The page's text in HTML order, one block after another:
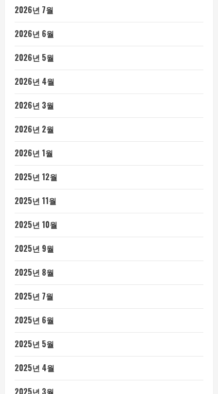
2026년 7월
2026년 6월
2026년 5월
2026년 4월
2026년 3월
2026년 2월
2026년 1월
2025년 12월
2025년 11월
2025년 10월
2025년 9월
2025년 8월
2025년 7월
2025년 6월
2025년 5월
2025년 4월
2025년 3월